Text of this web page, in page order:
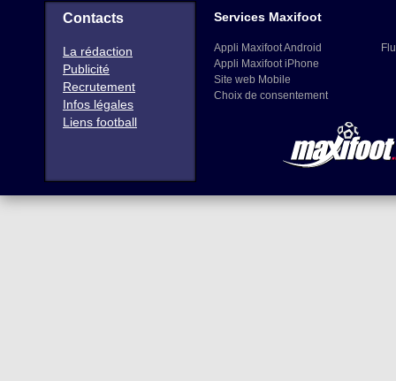
Contacts
La rédaction
Publicité
Recrutement
Infos légales
Liens football
Services Maxifoot
Appli Maxifoot Android
Appli Maxifoot iPhone
Site web Mobile
Choix de consentement